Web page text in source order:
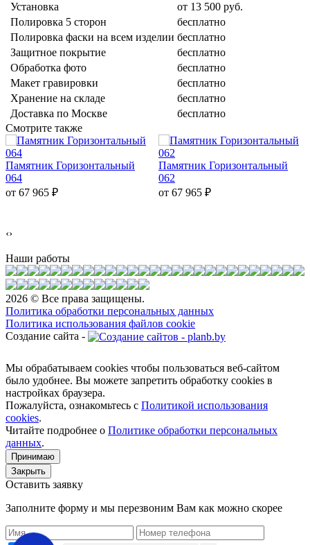
Установка
от 13 500 руб.
Полировка 5 сторон
бесплатно
Полировка фаски на всем изделии бесплатно
Защитное покрытие
бесплатно
Обработка фото
бесплатно
Макет гравировки
бесплатно
Хранение на складе
бесплатно
Доставка по Москве
бесплатно
Смотрите также
Памятник Горизонтальный
064
от 67 965 ₽
Памятник Горизонтальный
062
от 67 965 ₽
‹›
Наши работы
2026 © Все права защищены.
Политика обработки персональных данных
Политика использования файлов cookie
Создание сайта -
Мы обрабатываем cookies чтобы пользоваться веб-сайтом
было удобнее. Вы можете запретить обработку сookies в
настройках браузера.
Пожалуйста, ознакомьтесь с Политикой использования
cookies.
Читайте подробнее о Политике обработки персональных
данных.
Принимаю
Закрыть
Оставить заявку
Заполните форму и мы перезвоним Вам как можно скорее